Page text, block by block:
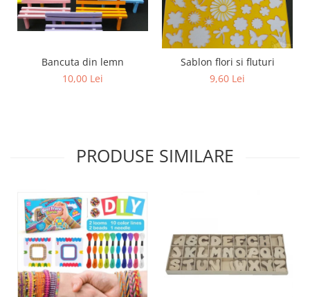
Bancuta din lemn
10,00 Lei
Sablon flori si fluturi
9,60 Lei
PRODUSE SIMILARE